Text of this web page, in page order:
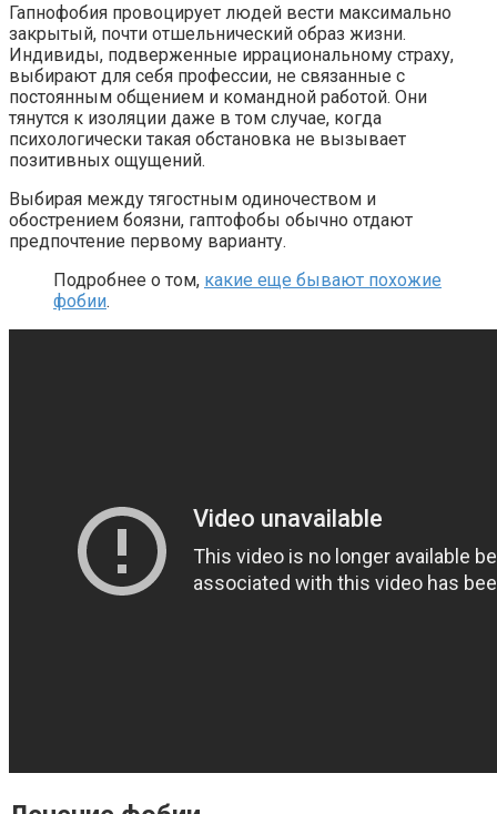
Гапнофобия провоцирует людей вести максимально
закрытый, почти отшельнический образ жизни.
Индивиды, подверженные иррациональному страху,
выбирают для себя профессии, не связанные с
постоянным общением и командной работой. Они
тянутся к изоляции даже в том случае, когда
психологически такая обстановка не вызывает
позитивных ощущений.
Выбирая между тягостным одиночеством и
обострением боязни, гаптофобы обычно отдают
предпочтение первому варианту.
Подробнее о том, какие еще бывают похожие
фобии.